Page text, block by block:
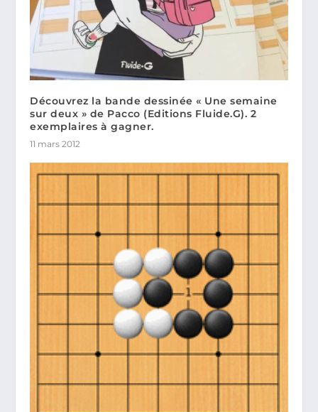
Découvrez la bande dessinée « Une semaine
sur deux » de Pacco (Editions Fluide.G). 2
exemplaires à gagner.
11 mars 2012